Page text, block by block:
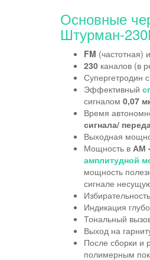
Основные
Штурман-
FM (частотная) и
230 каналов (в
Супергетродин
Эффективный
сигналом 0,07
Время
сигнала/
Выходная
Мощность в АМ
амплитудной
мощность
сигнале
Индикация
Тональный
Выход на
После сборки и
полимерным